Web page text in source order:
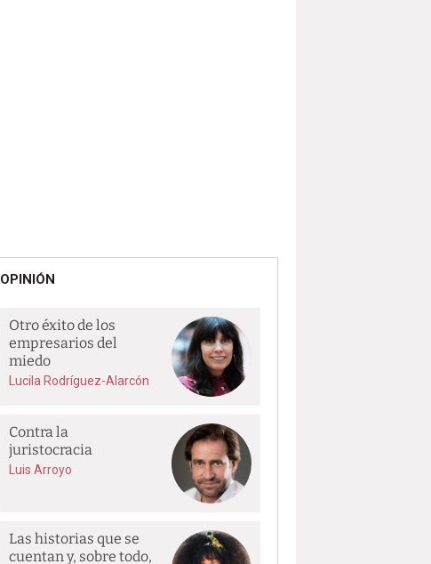
OPINIÓN
Otro éxito de los
empresarios del
miedo
Lucila Rodríguez-Alarcón
Contra la
juristocracia
Luis Arroyo
Las historias que se
cuentan y, sobre todo,